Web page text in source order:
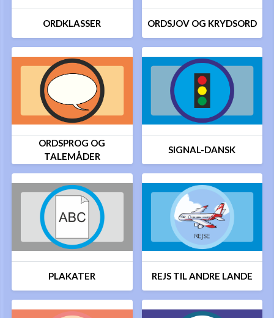
ORDKLASSER ORDSJOV OG KRYDSORD
ORDSPROG OG
TALEMÅDER
SIGNAL-DANSK
PLAKATER REJS TIL ANDRE LANDE